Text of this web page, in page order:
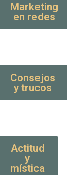
Marketing
en redes
Consejos
y trucos
Actitud
y
mística